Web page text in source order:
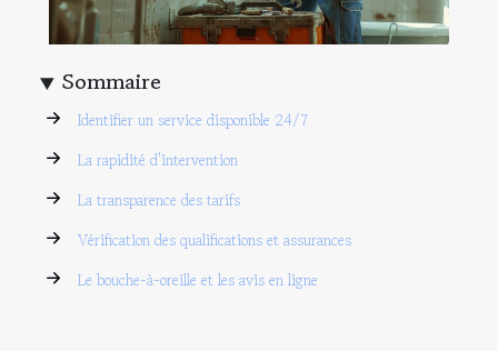
Sommaire
Identifier un service disponible 24/7
La rapidité d'intervention
La transparence des tarifs
Vérification des qualifications et assurances
Le bouche-à-oreille et les avis en ligne